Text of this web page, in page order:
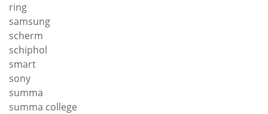
ring
samsung
scherm
schiphol
smart
sony
summa
summa college